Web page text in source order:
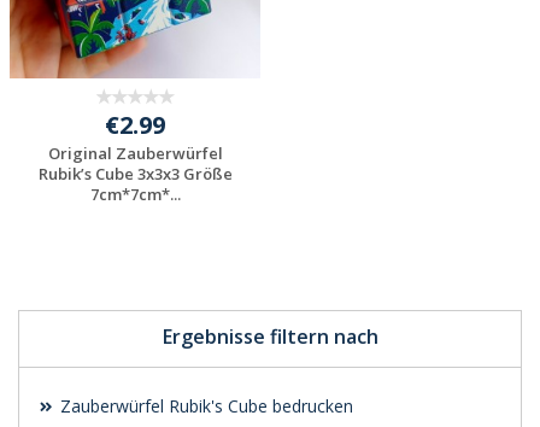
Ergebnisse filtern nach
Zauberwürfel Rubik's Cube bedrucken
€2.99
Original Zauberwürfel
Rubik’s Cube 3x3x3 Größe
7cm*7cm*...